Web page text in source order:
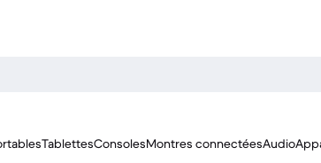
TablettesConsolesMontres connectéesAudio